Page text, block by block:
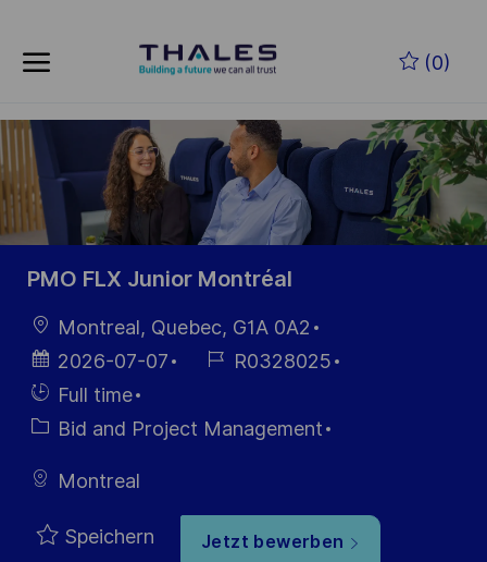
(0)
-
PMO FLX Junior Montréal
Ort
Montreal, Quebec, G1A 0A2
Datum der
Veröffentlichung
2026-07-07
Job- R0328025
Einstellunngstyp
Full time
Kategorie
Bid and Project Management
Montreal
Speichern Jetzt bewerben